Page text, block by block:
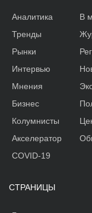
Аналитика
Тренды
Рынки
Интервью
Мнения
Бизнес
Колумнисты
Акселератор
В
COVID-19
СТРАНИЦЫ